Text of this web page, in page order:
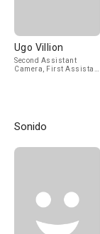
Ugo Villion
Second Assistant
Camera, First Assistant
Sonido